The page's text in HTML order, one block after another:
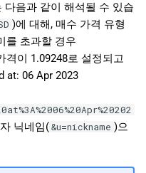
음과 같이 해석될 수 있습
)에 대해, 매수 가격 유형
를 초과할 경우
격이 1.09248로 설정되고
at: 06 Apr 2023
닉네임( &u=nickname )으